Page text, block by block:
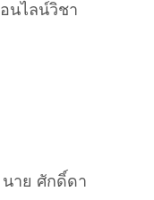
นไลน์วิชา
าย ศักดิ์ดา